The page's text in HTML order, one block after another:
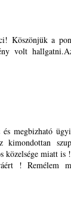
Köszönjük a
volt
megbizható
kimondottan
közelsége miatt is
!